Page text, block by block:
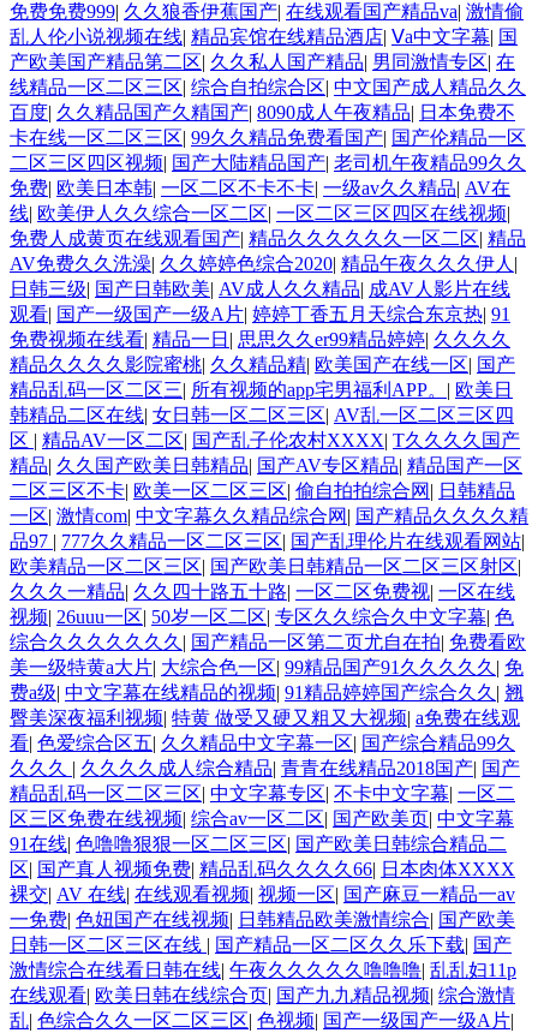
免费免费999| 久久狼香伊蕉国产| 在线观看国产精品va| 激情偷
乱人伦小说视频在线| 精品宾馆在线精品酒店| Ⅴa中文字幕| 国
产欧美国产精品第二区| 久久私人国产精品| 男同激情专区| 在
线精品一区二区三区| 综合自拍综合区| 中文国产成人精品久久
百度| 久久精品国产久精国产| 8090成人午夜精品| 日本免费不
卡在线一区二区三区| 99久久精品免费看国产| 国产伦精品一区
二区三区四区视频| 国产大陆精品国产| 老司机午夜精品99久久
免费| 欧美日本韩| 一区二区不卡不卡| 一级av久久精品| AV在
线| 欧美伊人久久综合一区二区| 一区二区三区四区在线视频|
免费人成黄页在线观看国产| 精品久久久久久久一区二区| 精品
AV免费久久洗澡| 久久婷婷色综合2020| 精品午夜久久久伊人 |
日韩三级| 国产日韩欧美| AV成人久久精品| 成AV人影片在线
观看| 国产一级国产一级A片| 婷婷丁香五月天综合东京热| 91
免费视频在线看| 精品一日 | 思思久久er99精品婷婷| 久久久久
精品久久久久影院蜜桃| 久久精品精| 欧美国产在线一区| 国产
精品乱码一区二区三| 所有视频的app宅男福利APP。 | 欧美日
韩精品二区在线| 女日韩一区二区三区| AV乱一区二区三区四
区 | 精品AV一区二区| 国产乱子伦农村XXXX| T久久久久国产
精品| 久久国产欧美日韩精品| 国产AV专区精品| 精品国产一区
二区三区不卡| 欧美一区二区三区| 偷自拍拍综合网 | 日韩精品
一区| 激情com| 中文字幕久久精品综合网 | 国产精品久久久久精
品97 | 777久久精品一区二区三区| 国产乱理伦片在线观看网站|
欧美精品一区二区三区| 国产欧美日韩精品一区二区三区射区|
久久久一精品| 久久四十路五十路| 一区二区免费视| 一区在线
视频| 26uuu一区| 50岁一区二区| 专区久久综合久中文字幕| 色
综合久久久久久久久 | 国产精品一区第二页尤自在拍| 免费看欧
美一级特黄a大片| 大综合色一区| 99精品国产91久久久久久 | 免
费a级| 中文字幕在线精品的视频| 91精品婷婷国产综合久久 | 翘
臀美深夜福利视频| 特黄 做受又硬又粗又大视频| a免费在线观
看| 色爱综合区五| 久久精品中文字幕一区| 国产综合精品99久
久久久 | 久久久久成人综合精品| 青青在线精品2018国产| 国产
精品乱码一区二区三区| 中文字幕专区| 不卡中文字幕| 一区二
区三区免费在线视频| 综合av一区二区| 国产欧美页| 中文字幕
91在线| 色噜噜狠狠一区二区三区| 国产欧美日韩综合精品二
区| 国产真人视频免费| 精品乱码久久久久66| 日本肉体XXXX
裸交| AV 在线| 在线观看视频| 视频一区| 国产麻豆一精品一av
一免费| 色妞国产在线视频| 日韩精品欧美激情综合| 国产欧美
日韩一区二区三区在线 | 国产精品一区二区久久乐下载| 国产
激情综合在线看日韩在线| 午夜久久久久久噜噜噜| 乱乱妇11p
在线观看| 欧美日韩在线综合页| 国产九九精品视频| 综合激情
乱| 色综合久久一区二区三区| 色视频| 国产一级国产一级A片|